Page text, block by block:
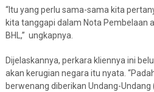
“Itu yang perlu sama-sama kita
kita tanggapi dalam Nota Pembelaan
BHL,” ungkapnya.
Dijelaskannya, perkara kliennya ini
akan kerugian negara itu nyata.
berwenang diberikan Undang-